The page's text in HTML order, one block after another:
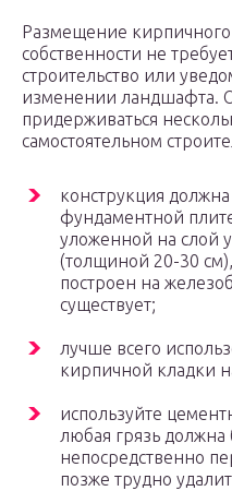
Размещение кирпичного
собственности не
строительство или
изменении ландшафта.
придерживаться
самостоятельном
конструкция
фундаментной
уложенной на слой
(толщиной 20-30
построен на
существует;
лучше всего
кирпичной кладки
используйте
любая грязь должна
непосредственно
позже трудно